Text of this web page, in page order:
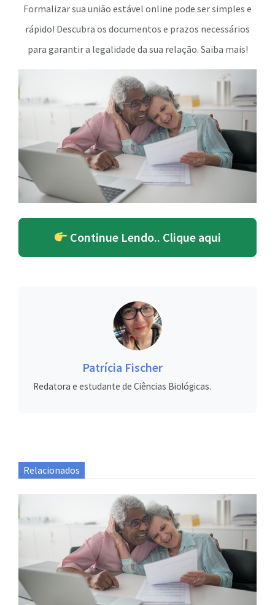
Formalizar sua união estável online pode ser simples e
rápido! Descubra os documentos e prazos necessários
para garantir a legalidade da sua relação. Saiba mais!
Continue Lendo.. Clique aqui
Patrícia Fischer
Redatora e estudante de Ciências Biológicas.
Relacionados